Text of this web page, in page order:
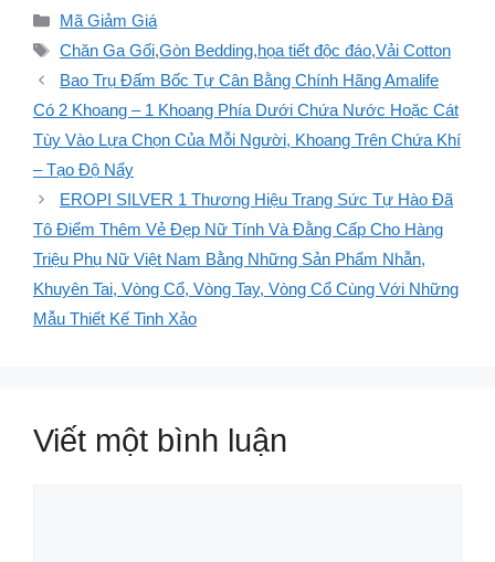
Danh
mục
Mã Giảm Giá
Thẻ
Chăn Ga Gối,Gòn Bedding,họa tiết độc đáo,Vải Cotton
Bao Trụ Đấm Bốc Tự Cân Bằng Chính Hãng Amalife
Có 2 Khoang – 1 Khoang Phía Dưới Chứa Nước Hoặc Cát
Tùy Vào Lựa Chọn Của Mỗi Người, Khoang Trên Chứa Khí
– Tạo Độ Nẩy
EROPI SILVER 1 Thương Hiệu Trang Sức Tự Hào Đã
Tô Điểm Thêm Vẻ Đẹp Nữ Tính Và Đằng Cấp Cho Hàng
Triệu Phụ Nữ Việt Nam Bằng Những Sản Phẩm Nhẫn,
Khuyên Tai, Vòng Cổ, Vòng Tay, Vòng Cổ Cùng Với Những
Mẫu Thiết Kế Tinh Xảo
Viết một bình luận